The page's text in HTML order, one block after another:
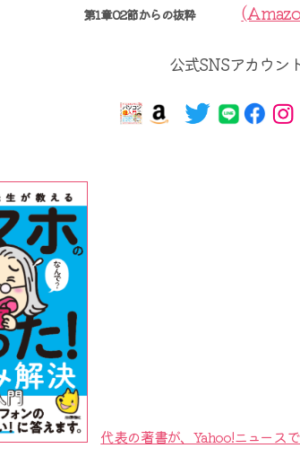
第1章02節からの抜粋
公式SNSアカウン
代表の著書が、Yahoo!ニュース